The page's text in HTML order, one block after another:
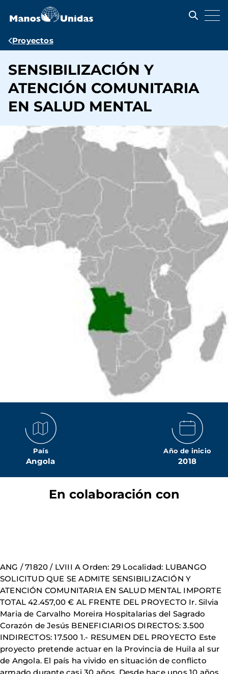
contenido
Ruta
navegación
Proyectos
SENSIBILIZACIÓN Y
ATENCIÓN COMUNITARIA
EN SALUD MENTAL
País
Angola
Año de inicio
2018
En colaboración con
ANG / 71820 / LVIII A Orden: 29 Localidad: LUBANGO
SOLICITUD QUE SE ADMITE SENSIBILIZACIÓN Y
ATENCIÓN COMUNITARIA EN SALUD MENTAL IMPORTE
TOTAL 42.457,00 € AL FRENTE DEL PROYECTO Ir. Silvia
Maria de Carvalho Moreira Hospitalarias del Sagrado
Corazón de Jesús BENEFICIARIOS DIRECTOS: 3.500
INDIRECTOS: 17.500 1.- RESUMEN DEL PROYECTO Este
proyecto pretende actuar en la Provincia de Huila al sur
de Angola. El país ha vivido en situación de conflicto